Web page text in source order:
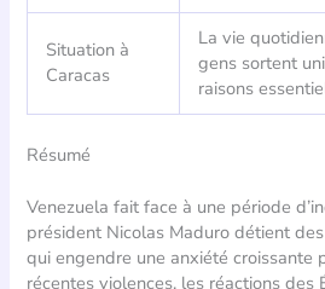
Situation à
Caracas
La vie
gens sortent
raisons
Résumé
Venezuela fait face à une période
président Nicolas Maduro détient
qui engendre une anxiété croissante
récentes violences, les réactions des